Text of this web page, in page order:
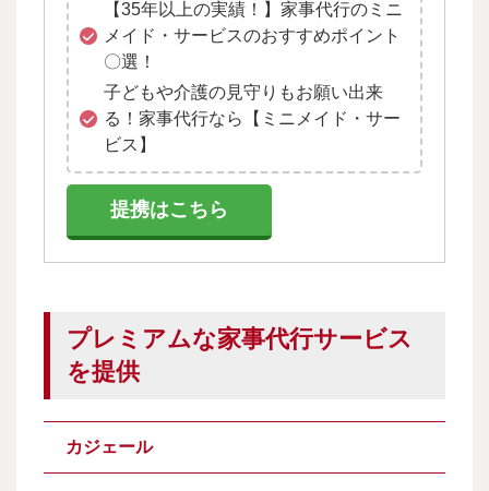
【35年以上の実績！】家事代行のミニ
メイド・サービスのおすすめポイント
〇選！
子どもや介護の見守りもお願い出来
る！家事代行なら【ミニメイド・サー
ビス】
提携はこちら
プレミアムな家事代行サービス
を提供
カジェール